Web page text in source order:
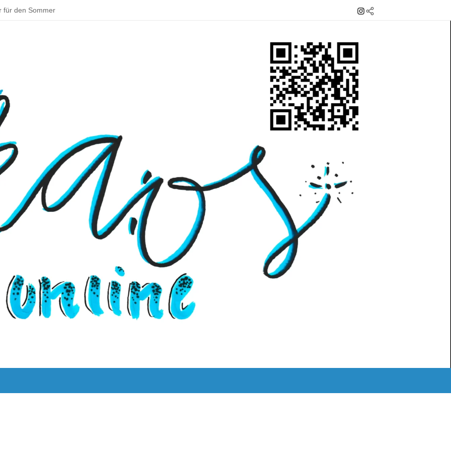
für den Sommer
beim Schulfest
Rund um Jena
muss in Deutschland Gewerbe anmelden
ins Klassenzimmer: Das Praxissemester
Schulmensa beginnt
und Wissenswertes über Doping
Instagram